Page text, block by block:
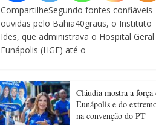
CompartilheSegundo fontes confiáveis
ouvidas pelo Bahia40graus, o Instituto
Ides, que administrava o Hospital Geral
Eunápolis (HGE) até o
Cláudia mostra a força
Eunápolis e do
na convenção do PT